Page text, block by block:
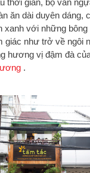
ăn dài duyên dáng,
xanh với những bông
như trở về ngôi
hương vị đậm đà
.